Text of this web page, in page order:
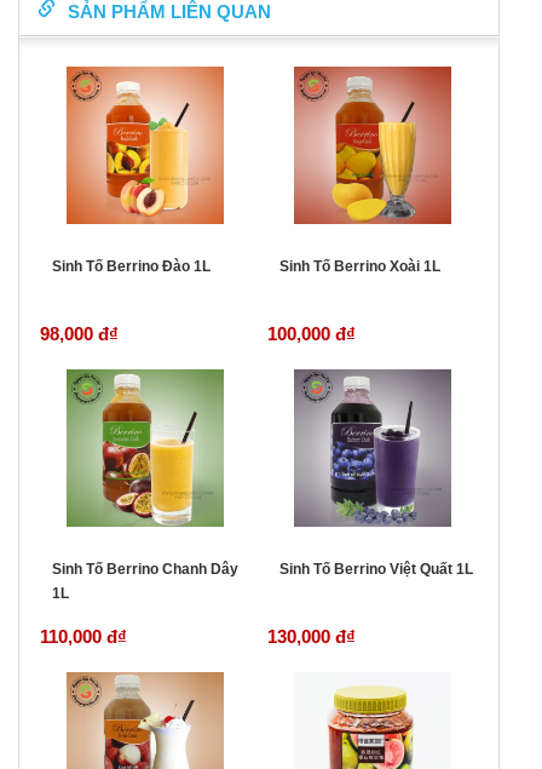
SẢN PHẨM LIÊN QUAN
Sinh Tố Berrino Đào 1L
98,000 đ₫
Sinh Tố Berrino Xoài 1L
100,000 đ₫
Sinh Tố Berrino Chanh Dây
1L
110,000 đ₫
Sinh Tố Berrino Việt Quất 1L
130,000 đ₫